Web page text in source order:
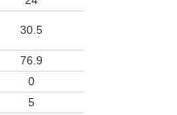
30.5
76.9
0
5